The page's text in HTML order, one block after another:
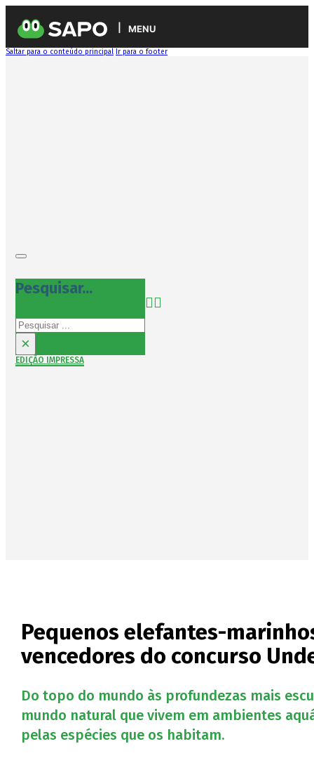
MENU
Saltar para o conteúdo principal Ir para o footer
Pesquisar...
Pesquisar
×
EDIÇÃO IMPRESSA
Pequenos elefantes-
vencedores do concurso
Do topo do mundo às profundezas mais
mundo natural que vivem em ambientes
pelas espécies que os habitam.